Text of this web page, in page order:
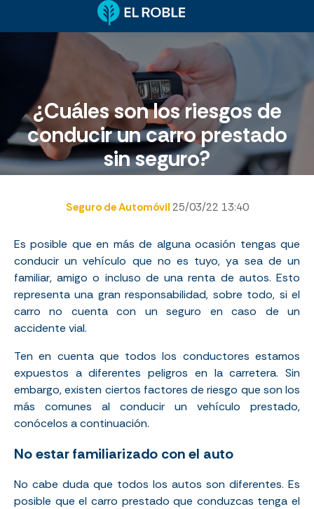
¿Cuáles son los riesgos de
conducir un carro prestado
sin seguro?
Seguro de Automóvil 25/03/22 13:40
Es posible que en más de alguna ocasión tengas que
conducir un vehículo que no es tuyo, ya sea de un
familiar, amigo o incluso de una renta de autos. Esto
representa una gran responsabilidad, sobre todo, si el
carro no cuenta con un seguro en caso de un
accidente vial.
Ten en cuenta que todos los conductores estamos
expuestos a diferentes peligros en la carretera. Sin
embargo, existen ciertos factores de riesgo que son los
más comunes al conducir un vehículo prestado,
conócelos a continuación.
No estar familiarizado con el auto
No cabe duda que todos los autos son diferentes. Es
posible que el carro prestado que conduzcas tenga el